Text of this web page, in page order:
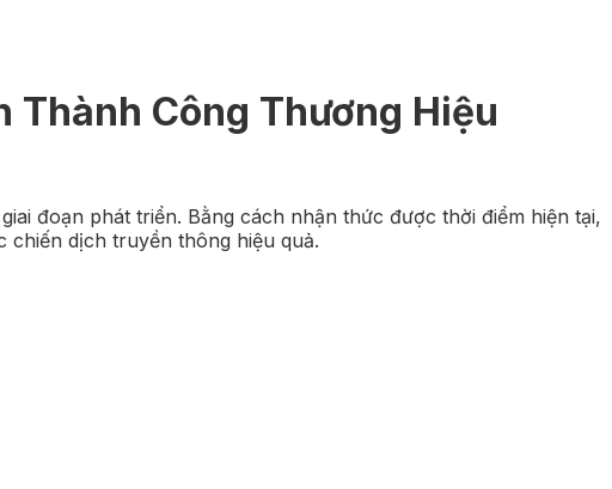
Công Thương Hiệu
đoạn phát triển. Bằng cách nhận thức được thời điểm hiện tại,
dịch truyền thông hiệu quả.